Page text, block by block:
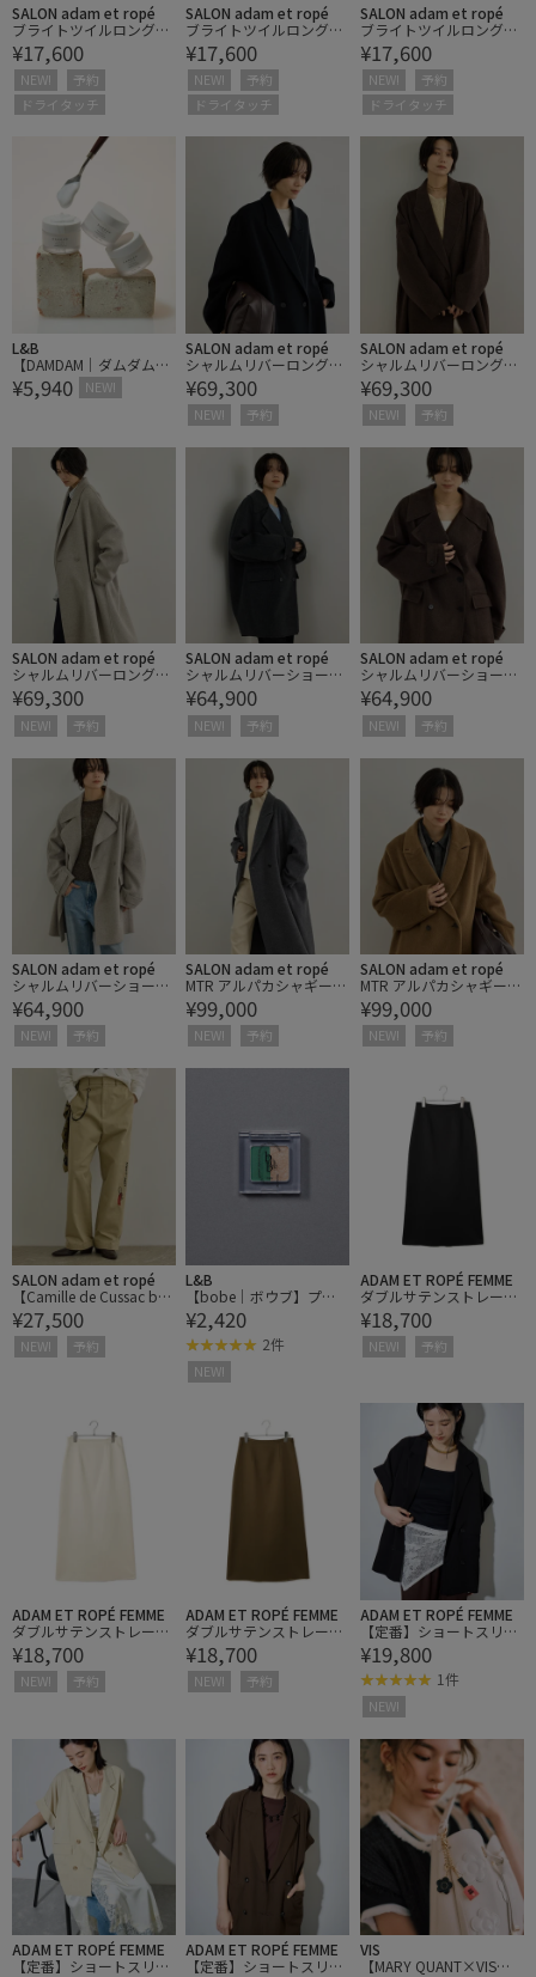
SALON adam et ropé
ブライトツイルロングス
リーブプルオーバー / セ
ットアップ対応・ドライ
タッチ
¥17,600
NEW!
予約
ドライタッチ
SALON adam et ropé
ブライトツイルロングス
リーブプルオーバー / セ
ットアップ対応・ドライ
タッチ
¥17,600
NEW!
予約
ドライタッチ
SALON adam et ropé
ブライトツイルロングス
リーブプルオーバー / セ
ットアップ対応・ドライ
タッチ
¥17,600
NEW!
予約
ドライタッチ
L&B
【DAMDAM｜ダムダム】
もちもち ルミナスクリー
¥5,940 NEW!
SALON adam et ropé
シャルムリバーロングコ
ート
¥69,300
NEW! 予約
SALON adam et ropé
シャルムリバーロングコ
ート
¥69,300
NEW! 予約
SALON adam et ropé
シャルムリバーロングコ
ート
¥69,300
NEW! 予約
SALON adam et ropé
シャルムリバーショート
Pコート
¥64,900
NEW! 予約
SALON adam et ropé
シャルムリバーショート
Pコート
¥64,900
NEW! 予約
SALON adam et ropé
シャルムリバーショート
Pコート
¥64,900
NEW! 予約
SALON adam et ropé
MTR アルパカシャギーロ
ングコート / 軽量
¥99,000
NEW! 予約
SALON adam et ropé
MTR アルパカシャギーロ
ングコート / 軽量
¥99,000
NEW! 予約
SALON adam et ropé
【Camille de Cussac by
SALON】アートプリント
トラウザーズパンツ / セ
ットアップ対応
¥27,500
NEW! 予約
L&B
【bobe｜ボウブ】プレ
スドアイシャドウ 402 WI
NDY GREEN & STAR GOL
D
¥2,420
2件
NEW!
ADAM ET ROPÉ FEMME
ダブルサテンストレート
スカート
¥18,700
NEW! 予約
ADAM ET ROPÉ FEMME
ダブルサテンストレート
スカート
¥18,700
NEW! 予約
ADAM ET ROPÉ FEMME
ダブルサテンストレート
スカート
¥18,700
NEW! 予約
ADAM ET ROPÉ FEMME
【定番】ショートスリー
ブシャツジャケット
¥19,800
1件
NEW!
ADAM ET ROPÉ FEMME
【定番】ショートスリー
ADAM ET ROPÉ FEMME
【定番】ショートスリー
VIS
【MARY QUANT×VIS】